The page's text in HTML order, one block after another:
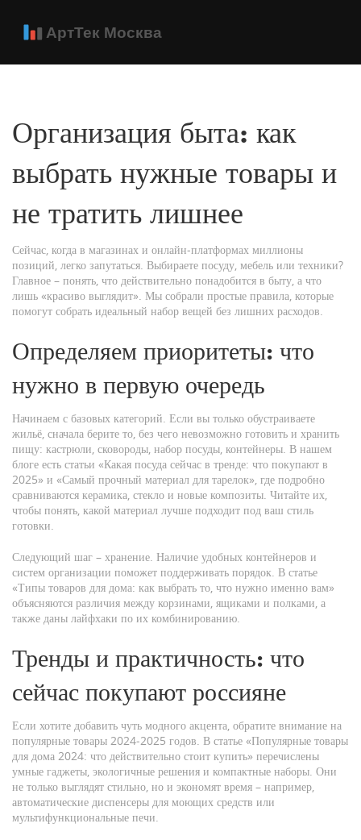
Организация быта: как
выбрать нужные товары и
не тратить лишнее
Сейчас, когда в магазинах и онлайн‑платформах миллионы
позиций, легко запутаться. Выбираете посуду, мебель или техники?
Главное – понять, что действительно понадобится в быту, а что
лишь «красиво выглядит». Мы собрали простые правила, которые
помогут собрать идеальный набор вещей без лишних расходов.
Определяем приоритеты: что
нужно в первую очередь
Начинаем с базовых категорий. Если вы только обустраиваете
жильё, сначала берите то, без чего невозможно готовить и хранить
пищу: кастрюли, сковороды, набор посуды, контейнеры. В нашем
блоге есть статьи «Какая посуда сейчас в тренде: что покупают в
2025» и «Самый прочный материал для тарелок», где подробно
сравниваются керамика, стекло и новые композиты. Читайте их,
чтобы понять, какой материал лучше подходит под ваш стиль
готовки.
Следующий шаг – хранение. Наличие удобных контейнеров и
систем организации поможет поддерживать порядок. В статье
«Типы товаров для дома: как выбрать то, что нужно именно вам»
объясняются различия между корзинами, ящиками и полками, а
также даны лайфхаки по их комбинированию.
Тренды и практичность: что
сейчас покупают россияне
Если хотите добавить чуть модного акцента, обратите внимание на
популярные товары 2024‑2025 годов. В статье «Популярные товары
для дома 2024: что действительно стоит купить» перечислены
умные гаджеты, экологичные решения и компактные наборы. Они
не только выглядят стильно, но и экономят время – например,
автоматические диспенсеры для моющих средств или
мультифункциональные печи.